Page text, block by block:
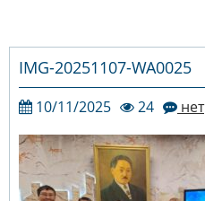
IMG-20251107-WA0025
10/11/2025 24 нет